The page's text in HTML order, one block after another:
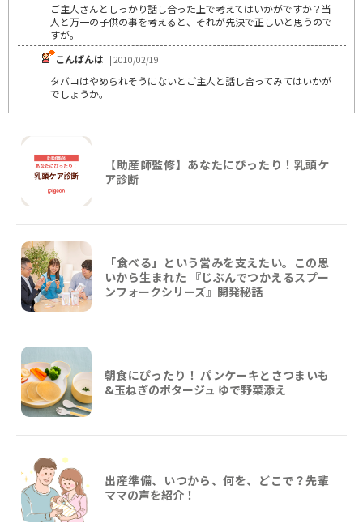
ご主人さんとしっかり話し合った上で考えてはいかがですか？当
人と万一の子供の事を考えると、それが先決で正しいと思うので
すが。
こんばんは | 2010/02/19
タバコはやめられそうにないとご主人と話し合ってみてはいかが
でしょうか。
【助産師監修】あなたにぴったり！乳頭ケ
ア診断
「食べる」という営みを支えたい。この思
いから生まれた 『じぶんでつかえるスプー
ンフォークシリーズ』開発秘話
朝食にぴったり！ パンケーキとさつまいも
&玉ねぎのポタージュ ゆで野菜添え
出産準備、いつから、何を、どこで？先輩
ママの声を紹介！